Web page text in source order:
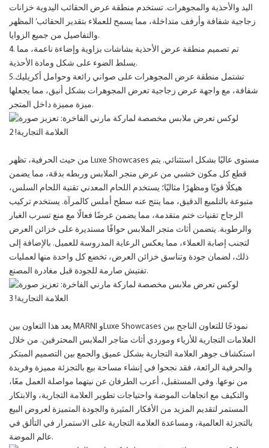
اليد والأحذية والمجوهرات. تستخدم منطقة عرض الحقائب اليدوية خزانات
زجاجية شفافة وأرفف متداخلة، مما يسمح للعملاء بتقدير الحقائب’ المظهر
والتفاصيل من جميع الزوايا.
4. تم تصميم منطقة عرض الأحذية بشاشات بزاوية وإضاءة ناعمة، مما
يسلط الضوء على شكل ومادة الأحذية.
5.تشتمل منطقة عرض المجوهرات على صواني رائعة وحوامل أكريليك
شفافة، مع واجهة عرض زجاجية تعرض المجوهرات بشكل أنيق، مما يجعلها
ميزة مميزة داخل المتجر.
من حيث الحرفية، تظهر Luxe Showcases مستوى عاليًا بشكل استثنائي. يتم
قطع كل مكون خشبي من عرض متجر الملابس وربطه بدقة، مما يضمن
هيكلًا قويًا ومظهرًا مثاليًا؛ يستخدم اللحام المعدني تقنية اللحام السلس،
متبوعة بالتلميع الدقيق، مما ينتج عنه سطح أملس كالمرآة. يستخدم تركيب
الزجاج تقنيات ختم متقدمة، مما يضمن عرضًا فعالًا مع منع تسرب الغبار
والرطوبة. يتضمن أثاث متجر الملابس حوافًا مستديرة على خزائن العرض
لتجنب إصابة العملاء، مما يعكس الرعاية المدروسة للعميل. بالإضافة إلى
ذلك، لضمان جودة وتناسق خزائن العرض، تخضع كل واحدة منها لعمليات
تفتيش صارمة للجودة قبل مغادرة المصنع.
يعد هذا التعاون بين MARNI وLuxe Showcases نموذجًا للتعاون الناجح بين
العلامات التجارية للأزياء وموردي أثاث متاجر الملابس المحترفين. من خلال
استكشاف جوهر العلامة التجارية بشكل عميق والجمع بين التصميم المبتكر
والحرفية الرائعة، فقد نجحوا في إنشاء مساحة بيع بالتجزئة مميزة وفريدة
من نوعها. وفي المستقبل، أعرب الطرفان عن نيتهما مواصلة العمل معًا،
والتكيف مع اتجاهات الموضة واحتياجات تطوير العلامة التجارية، والابتكار
المستمر لتقديم المزيد من الأفكار المثيرة والجودة المتميزة لعروض البيع
بالتجزئة العالمية، ومساعدة العلامة التجارية على الاستمرار في التألق في
عالم الموضة.